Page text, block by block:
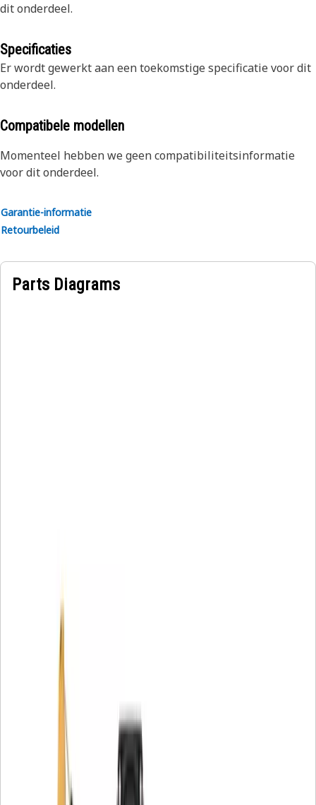
dit onderdeel.
Specificaties
Er wordt gewerkt aan een toekomstige specificatie voor dit
onderdeel.
Compatibele modellen
Momenteel hebben we geen compatibiliteitsinformatie
voor dit onderdeel.
Garantie-informatie
Retourbeleid
Parts Diagrams